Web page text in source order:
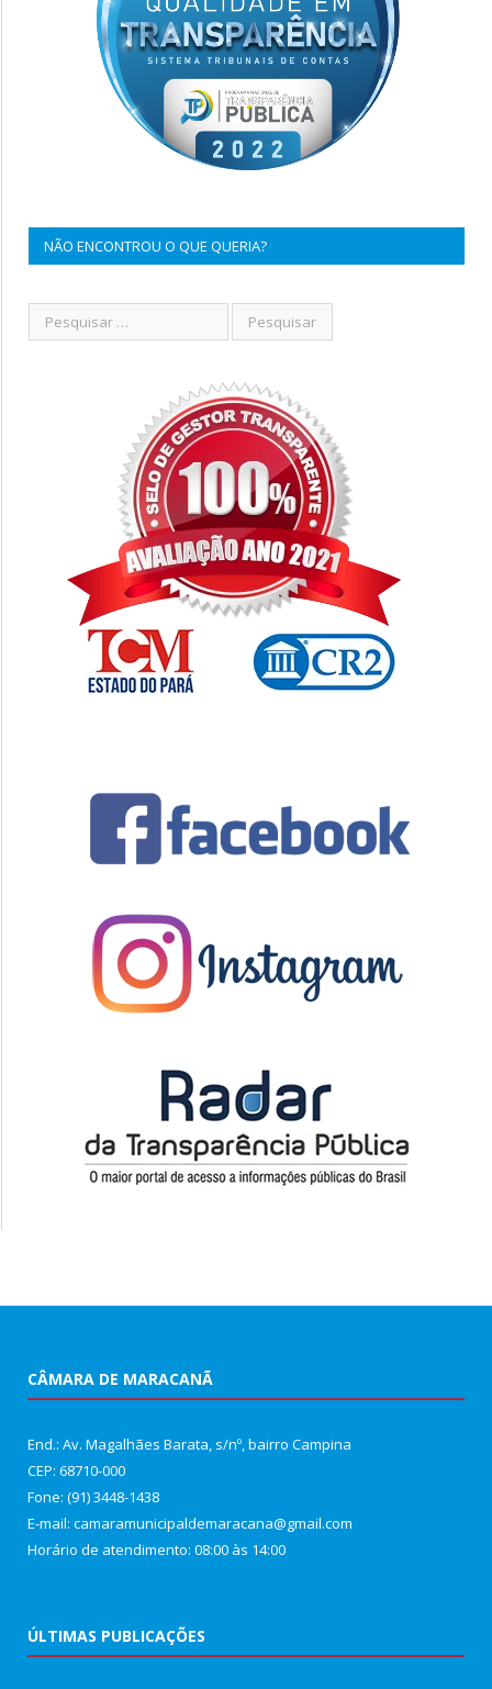
NÃO ENCONTROU O QUE QUERIA?
CÂMARA DE MARACANÃ
End.: Av. Magalhães Barata, s/nº, bairro Campina
CEP: 68710-000
Fone: (91) 3448-1438
E-mail: camaramunicipaldemaracana@gmail.com
Horário de atendimento: 08:00 às 14:00
ÚLTIMAS PUBLICAÇÕES